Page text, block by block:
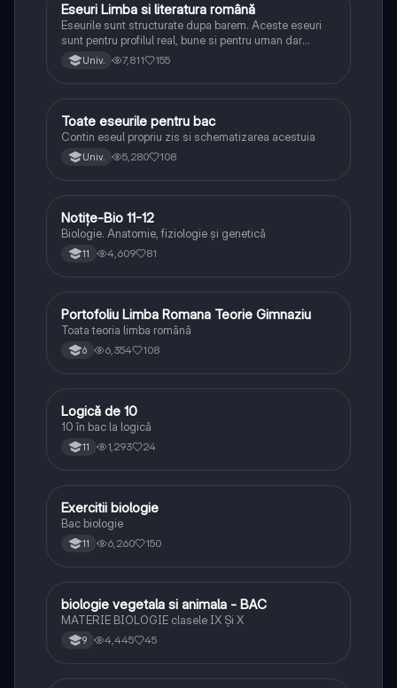
Limba și literatura română
Eseuri Limba si literatura română
Eseurile sunt structurate dupa barem. Aceste eseuri
sunt pentru profilul real, bune si pentru uman dar
lipsesc relatiile dintre personaje si caracrerizarile.
Univ. 7,811 155
Limba și literatura română
Toate eseurile pentru bac
Contin eseul propriu zis si schematizarea acestuia
Univ. 5,280 108
Biologie
Notițe-Bio 11-12
Biologie. Anatomie, fiziologie și genetică
11 4,609 81
Limba și literatura română
Portofoliu Limba Romana Teorie Gimnaziu
Toata teoria limba română
6 6,354 108
Logică
Logică de 10
10 în bac la logică
11 1,293 24
Biologie
Exercitii biologie
Bac biologie
11 6,260 150
Biologie
biologie vegetala si animala - BAC
MATERIE BIOLOGIE clasele IX Şi X
9 4,445 45